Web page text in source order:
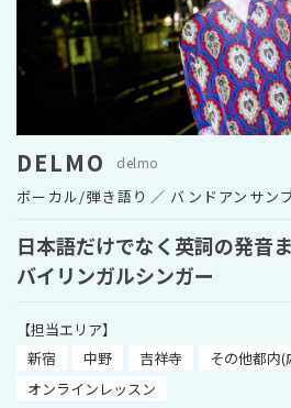
レッスン予約
TEL03-
DELMO delmo
ボーカル/弾き語り バンドアンサン
日本語だけでなく英詞の発音
バイリンガルシンガー
【担当エリア】
新宿
中野 吉祥寺
その他都内(
オンラインレッスン